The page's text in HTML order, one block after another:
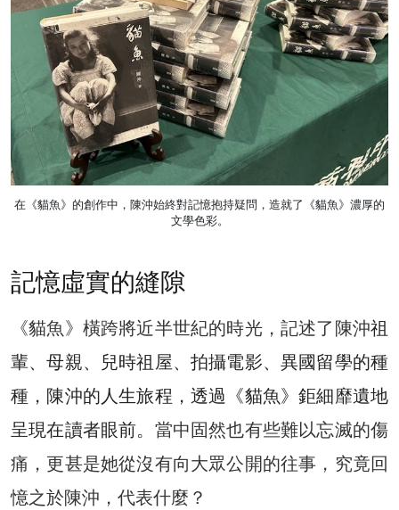
在《貓魚》的創作中，陳沖始終對記憶抱持疑問，造就了《貓魚》濃厚的
文學色彩。
記憶虛實的縫隙
《貓魚》橫跨將近半世紀的時光，記述了陳沖祖
輩、母親、兒時祖屋、拍攝電影、異國留學的種
種，陳沖的人生旅程，透過《貓魚》鉅細靡遺地
呈現在讀者眼前。 當中固然也有些難以忘滅的傷
痛，更甚是她從沒有向大眾公開的往事，究竟回
憶之於陳沖，代表什麼？